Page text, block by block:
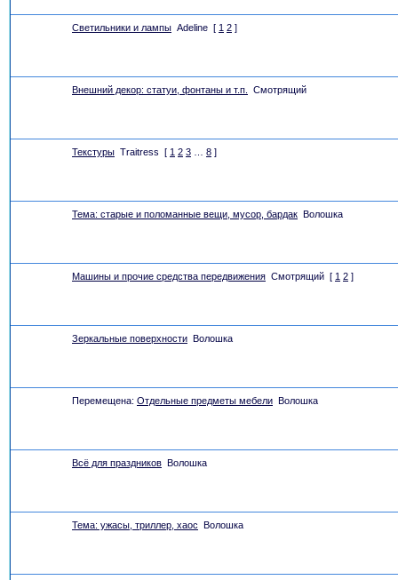
Светильники и лампы Adeline [ 1 2 ]
Внешний декор: статуи, фонтаны и т.п. Смотрящий
Текстуры Traitress [ 1 2 3 8 ]
Тема: старые и поломанные вещи, мусор, бардак Волошка
Машины и прочие средства передвижения Смотрящий [ 1 2 ]
Зеркальные поверхности Волошка
Перемещена: Отдельные предметы мебели Волошка
Всё для праздников Волошка
Тема: ужасы, триллер, хаос Волошка